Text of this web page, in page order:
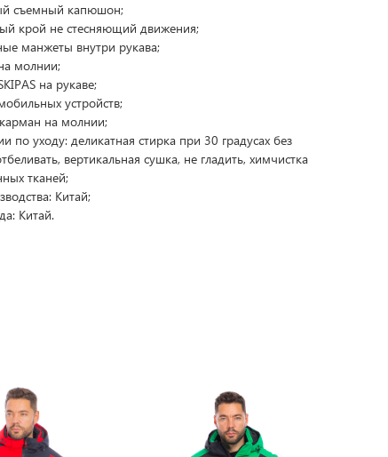
съемный капюшон;
крой не стесняющий движения;
манжеты внутри рукава;
молнии;
на рукаве;
устройств;
на молнии;
по уходу: деликатная стирка при 30 градусах без
вертикальная сушка, не гладить, химчистка
тканей;
Китай;
Китай.